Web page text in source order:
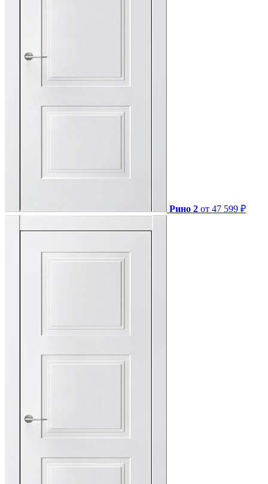
Рино 2 от 47 599 ₽